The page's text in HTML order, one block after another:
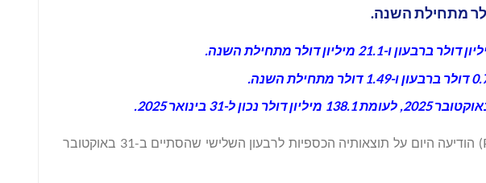
חברת‏Perma-Pipe International Holdings, Inc.‎ ‏ (נאסד"ק: PPIH) הודיעה היום על תוצאותיה הכספיות לרבעון השלישי שהסתיים ב-31 באוקטובר